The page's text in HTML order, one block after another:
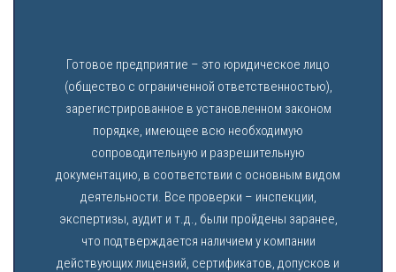
Готовое предприятие – это юридическое лицо
(общество с ограниченной ответственностью),
зарегистрированное в установленном законом
порядке, имеющее всю необходимую
сопроводительную и разрешительную
документацию, в соответствии с основным видом
деятельности. Все проверки – инспекции,
экспертизы, аудит и т.д., были пройдены заранее,
что подтверждается наличием у компании
действующих лицензий, сертификатов, допусков и